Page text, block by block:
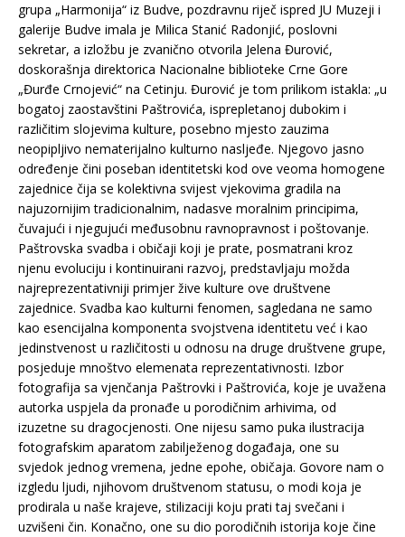
grupa „Harmonija“ iz Budve, pozdravnu riječ ispred JU Muzeji i
galerije Budve imala je Milica Stanić Radonjić, poslovni
sekretar, a izložbu je zvanično otvorila Jelena Đurović,
doskorašnja direktorica Nacionalne biblioteke Crne Gore
„Đurđe Crnojević“ na Cetinju. Đurović je tom prilikom istakla: „u
bogatoj zaostavštini Paštrovića, isprepletanoj dubokim i
različitim slojevima kulture, posebno mjesto zauzima
neopipljivo nematerijalno kulturno nasljeđe. Njegovo jasno
određenje čini poseban identitetski kod ove veoma homogene
zajednice čija se kolektivna svijest vjekovima gradila na
najuzornijim tradicionalnim, nadasve moralnim principima,
čuvajući i njegujući međusobnu ravnopravnost i poštovanje.
Paštrovska svadba i običaji koji je prate, posmatrani kroz
njenu evoluciju i kontinuirani razvoj, predstavljaju možda
najreprezentativniji primjer žive kulture ove društvene
zajednice. Svadba kao kulturni fenomen, sagledana ne samo
kao esencijalna komponenta svojstvena identitetu već i kao
jedinstvenost u različitosti u odnosu na druge društvene grupe,
posjeduje mnoštvo elemenata reprezentativnosti. Izbor
fotografija sa vjenčanja Paštrovki i Paštrovića, koje je uvažena
autorka uspjela da pronađe u porodičnim arhivima, od
izuzetne su dragocjenosti. One nijesu samo puka ilustracija
fotografskim aparatom zabilježenog događaja, one su
svjedok jednog vremena, jedne epohe, običaja. Govore nam o
izgledu ljudi, njihovom društvenom statusu, o modi koja je
prodirala u naše krajeve, stilizaciji koju prati taj svečani i
uzvišeni čin. Konačno, one su dio porodičnih istorija koje čine